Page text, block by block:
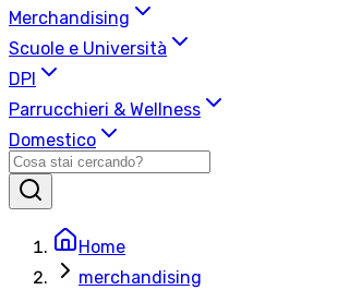
Merchandising
Scuole e Università
DPI
Parrucchieri & Wellness
Domestico
Home
merchandising